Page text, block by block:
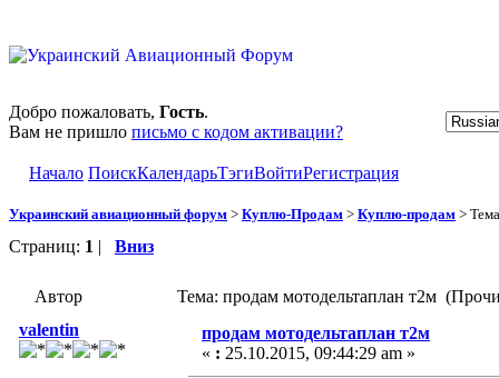
Добро пожаловать, Гость.
Вам не пришло письмо с кодом активации?
Начало ПоискКалендарьТэгиВойтиРегистрация
Украинский авиационный форум > Куплю-Продам > Куплю-продам >
Страниц: 1 | Вниз
Автор
Тема: продам мотодельтаплан т2м
valentin
продам мотодельтаплан т2м
« : 25.10.2015, 09:44:29 am »